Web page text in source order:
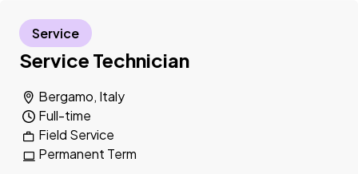
Service Technician
Bergamo, Italy
Field Service
Full-time
Permanent Term
Service